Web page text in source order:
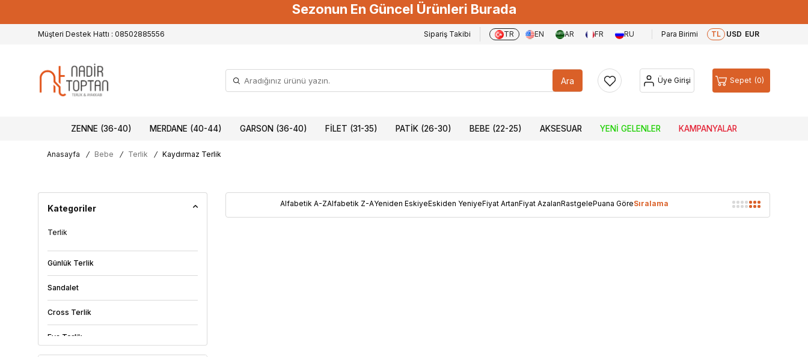
Sezonun En Güncel Ürünleri Burada
Müşteri Destek Hattı : 08502885556 Sipariş Takibi TR EN AR FR RU Para Birimi TL USD EUR
Ara Üye Girişi Sepet 0
ZENNE (36-40) MERDANE (40-44) GARSON (36-40) FILET (31-35) PATIK (26-30) BEBE (22-25) AKSESUAR YENI GELENLER KAMPANYALAR
Anasayfa / Bebe / Terlik / Kaydırmaz Terlik
Kategoriler
Terlik
Günlük Terlik
Sandalet
Cross Terlik
Eva Terlik
Alfabetik A-ZAlfabetik Z-AYeniden EskiyeEskiden YeniyeFiyat ArtanFiyat AzalanRastgelePuana GöreSıralama